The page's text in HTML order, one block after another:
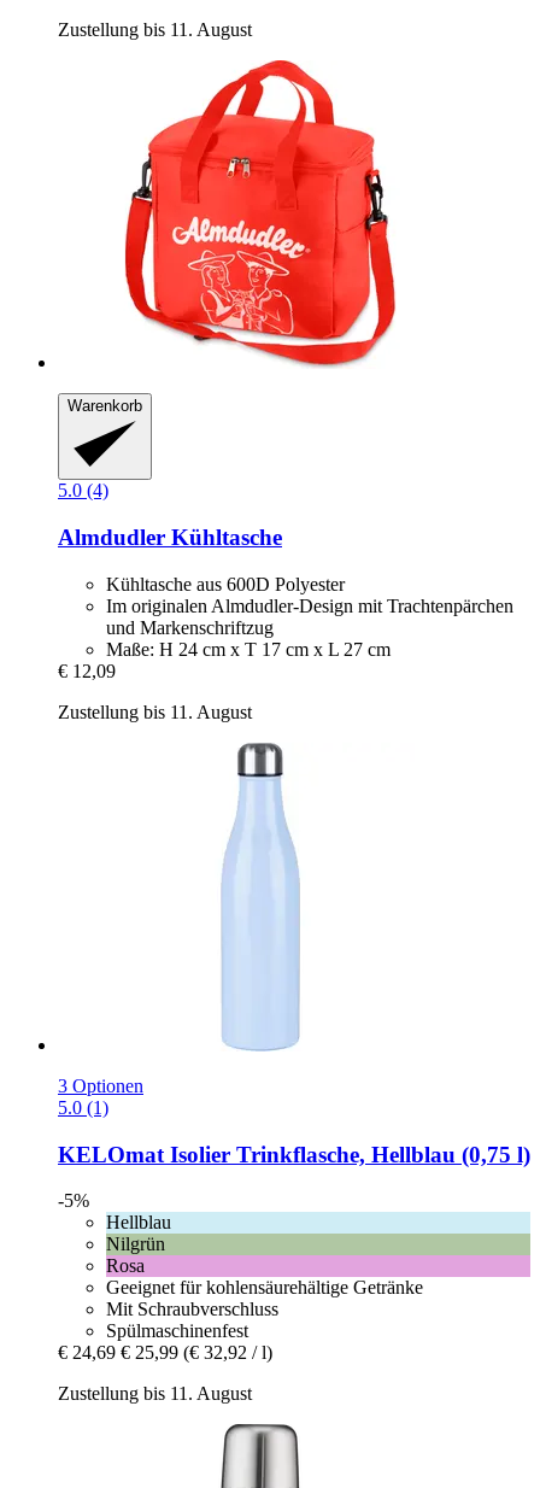
Zustellung bis 11. August
Warenkorb
5.0 (4)
Almdudler Kühltasche
Kühltasche aus 600D Polyester
Im originalen Almdudler-Design mit Trachtenpärchen
und Markenschriftzug
Maße: H 24 cm x T 17 cm x L 27 cm
€ 12,09
Zustellung bis 11. August
3 Optionen
5.0 (1)
KELOmat Isolier Trinkflasche, Hellblau (0,75 l)
-5%
Hellblau
Nilgrün
Rosa
Geeignet für kohlensäurehältige Getränke
Mit Schraubverschluss
Spülmaschinenfest
€ 24,69 € 25,99 (€ 32,92 / l)
Zustellung bis 11. August